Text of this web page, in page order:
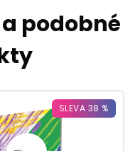
podobné
SLEVA 38 %